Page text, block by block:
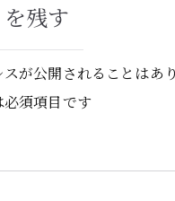
残す
が公開されることはあ
須項目です